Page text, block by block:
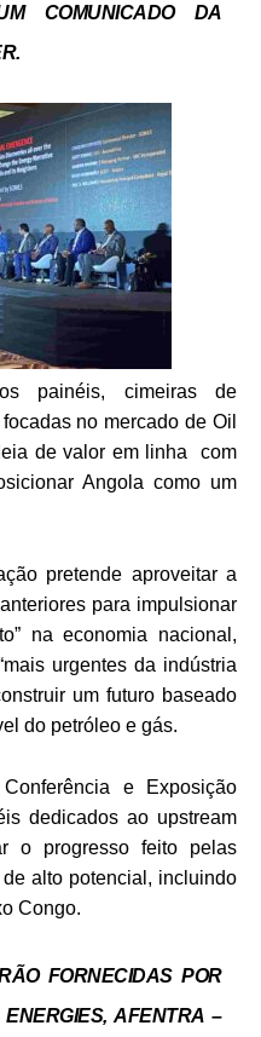
COMUNICADO DA
painéis, cimeiras de
no mercado de Oil
de valor em linha com
Angola como um
pretende aproveitar a
para impulsionar
na economia nacional,
urgentes da indústria
um futuro baseado
do petróleo e gás.
e Exposição
dedicados ao upstream
o progresso feito pelas
alto potencial, incluindo
Congo.
FORNECIDAS POR
AFENTRA –